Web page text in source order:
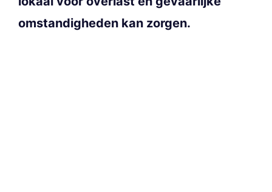
omstandigheden kan zorgen.